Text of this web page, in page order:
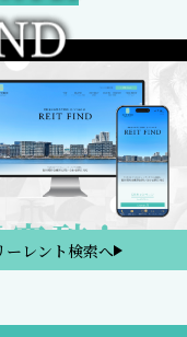
ーレント検索へ